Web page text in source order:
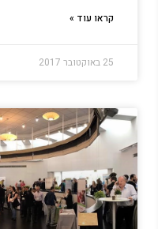
קראו עוד »
25 באוקטובר 2017